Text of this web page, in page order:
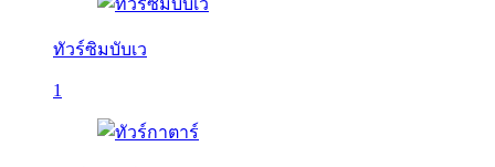
ทัวร์ซิมบับเว
1